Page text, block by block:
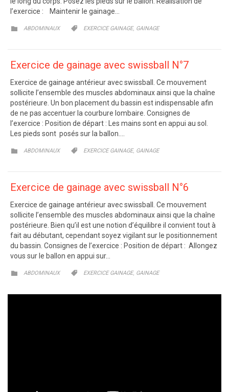
l’exercice : Maintenir le gainage…
 CATEGORY
ABDOMINAUX  CATEGORY
EXERCICE GAINAGE, GAINAGE
Exercice de gainage avec swissball N°7
Exercice de gainage antérieur avec swissball. Ce mouvement
sollicite l’ensemble des muscles abdominaux ainsi que la chaîne
postérieure. Un bon placement du bassin est indispensable afin
de ne pas accentuer la courbure lombaire. Consignes de
l’exercice : Position de départ : Les mains sont en appui au sol.
Les pieds sont posés sur la ballon….
 CATEGORY
ABDOMINAUX  CATEGORY
EXERCICE GAINAGE, GAINAGE
Exercice de gainage avec swissball N°6
Exercice de gainage antérieur avec swissball. Ce mouvement
sollicite l’ensemble des muscles abdominaux ainsi que la chaîne
postérieure. Bien qu’il est une notion d’équilibre il convient tout à
fait au débutant, cependant soyez vigilant sur le positionnement
du bassin. Consignes de l’exercice : Position de départ : Allongez
vous sur le ballon en appui sur…
 CATEGORY
ABDOMINAUX  CATEGORY
EXERCICE GAINAGE, GAINAGE